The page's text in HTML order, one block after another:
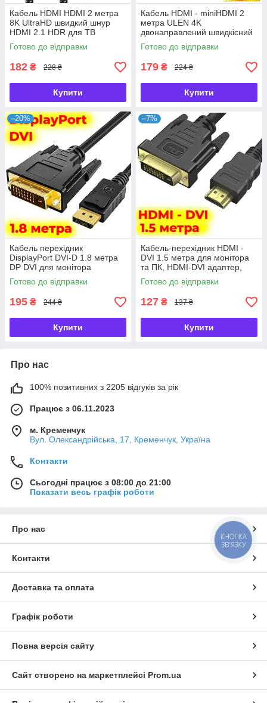
Кабель HDMI HDMI 2 метра
8K UltraHD швидкий шнур
HDMI 2.1 HDR для ТВ
ноутбука проектора PS4 PS5
Готово до відправки
182 ₴ 228 ₴
Купити
Кабель HDMI - miniHDMI 2
метра ULEN 4K
двонаправлений швидкісний
18 Gbps шнур перехідник
Готово до відправки
179 ₴ 224 ₴
Купити
–20%
Кабель перехідник
DisplayPort DVI-D 1.8 метра
DP DVI для монітора
конвертер DVI Displayport
шнур адаптер
Готово до відправки
195 ₴ 244 ₴
Купити
–7%
Кабель-перехідник HDMI -
DVI 1.5 метра для монітора
та ПК, HDMI-DVI адаптер,
позолочені контакти,
екранований шнур
Готово до відправки
127 ₴ 137 ₴
Купити
Про нас
100% позитивних з 2205 відгуків за рік
Працює з 06.11.2023
м. Кременчук
Вул. Олександрійська, 17, Кременчук, Україна
Контакти
Сьогодні працює з 08:00 до 21:00
Показати весь графік роботи
Про нас
Контакти
Доставка та оплата
Графік роботи
Повна версія сайту
Сайт створено на маркетплейсі Prom.ua
КНОПКА
ЗВ'ЯЗКУ